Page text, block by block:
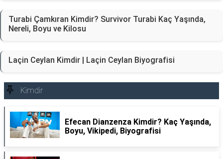
Turabi Çamkıran Kimdir? Survivor Turabi Kaç Yaşında,
Nereli, Boyu ve Kilosu
Laçin Ceylan Kimdir | Laçin Ceylan Biyografisi
Kimdir
Efecan Dianzenza Kimdir? Kaç Yaşında,
Boyu, Vikipedi, Biyografisi